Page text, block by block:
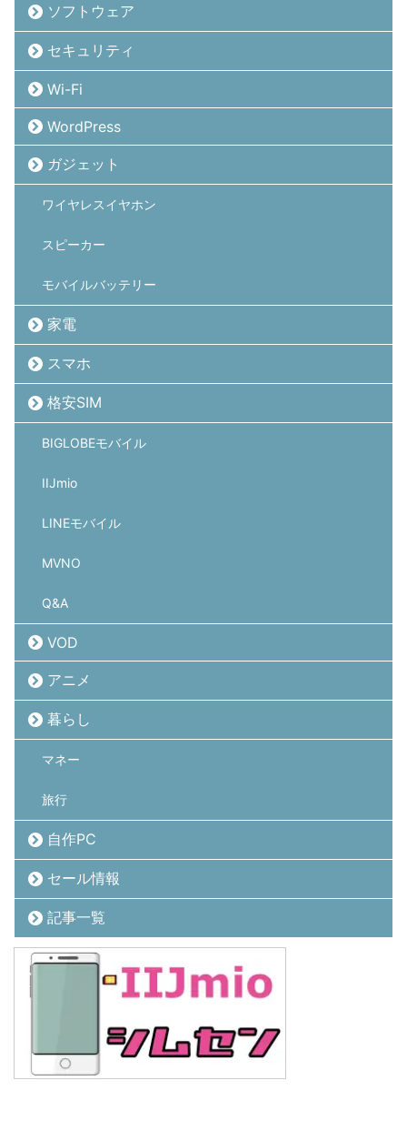
ソフトウェア
セキュリティ
Wi-Fi
WordPress
ガジェット
ワイヤレスイヤホン
スピーカー
モバイルバッテリー
家電
スマホ
格安SIM
BIGLOBEモバイル
IIJmio
LINEモバイル
MVNO
Q&A
VOD
アニメ
暮らし
マネー
旅行
自作PC
セール情報
記事一覧